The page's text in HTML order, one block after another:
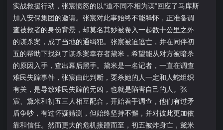
实战救援行动，张宸愤怒的以“道不同不相为谋”回应了马库斯
加入安保集团的邀请。张宸对此事始终不能释怀，正准备调
查被救者的身份背景，却莫名其妙被卷入一起数十公里之外
的谋杀案，成了当地的通缉犯。张宸被迫逃亡，并在同伴初
五的帮助下找到了谋杀案幸存者黛米，希望能从对方被暗杀
的原因入手，查出幕后黑手。黛米是一名记者，一直在调查
难民失踪事件，张宸由此判断，要杀她的人一定和人蛇组织
有关，是导致难民失踪的元凶，也就是陷害自己的人。张
宸、黛米和初五三人相互配合，开始着手调查，他们有过矛
盾争吵，有过怀疑猜测，但始终坚持不懈，并对彼此更加依
靠和信任。然而更大的危机接踵而至，初五被炸身亡，黛米